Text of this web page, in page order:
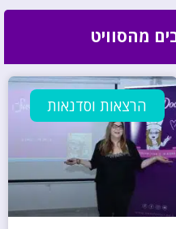
מהסוויט
הרצאות וסדנאות